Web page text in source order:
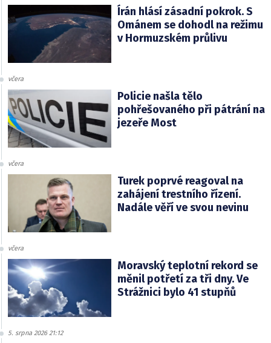
Írán hlásí zásadní pokrok. S
Ománem se dohodl na režimu
v Hormuzském průlivu
včera
Policie našla tělo
pohřešovaného při pátrání na
jezeře Most
včera
Turek poprvé reagoval na
zahájení trestního řízení.
Nadále věří ve svou nevinu
včera
Moravský teplotní rekord se
měnil potřetí za tři dny. Ve
Strážnici bylo 41 stupňů
5. srpna 2026 21:12